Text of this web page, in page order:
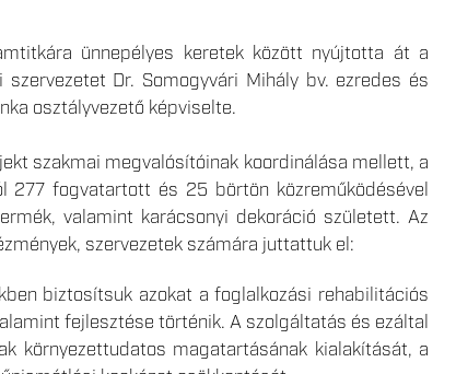
ünnepélyes keretek között nyújtotta át a
Dr. Somogyvári Mihály bv. ezredes és
osztályvezető képviselte.
szakmai megvalósítóinak koordinálása mellett, a
277 fogvatartott és 25 börtön közreműködésével
valamint karácsonyi dekoráció született. Az
szervezetek számára juttattuk el:
biztosítsuk azokat a foglalkozási rehabilitációs
fejlesztése történik. A szolgáltatás és ezáltal
környezettudatos magatartásának kialakítását, a